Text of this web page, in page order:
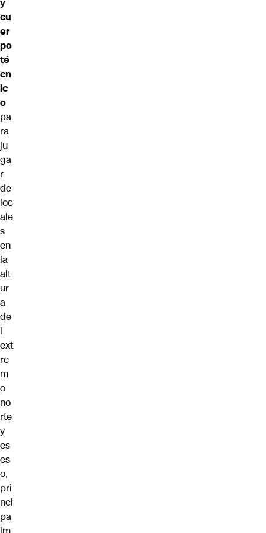
y
cu
er
po
té
cn
ic
o
pa
ra
ju
ga
r
de
loc
ale
s
en
la
alt
ur
a
de
l
ext
re
m
o
no
rte
y
es
es
o,
pri
nci
pa